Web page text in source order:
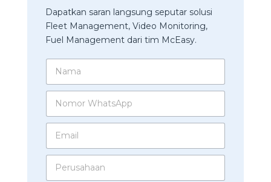
Dapatkan saran langsung seputar solusi
Fleet Management, Video Monitoring,
Fuel Management dari tim McEasy.
N
m
N
m
W
E
a
P